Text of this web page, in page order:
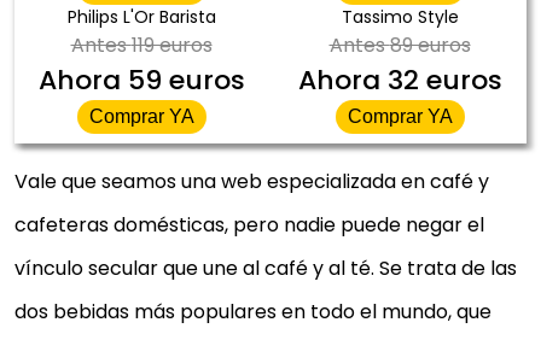
Philips L'Or Barista
Antes119 euros
Ahora 59 euros
Comprar YA
Tassimo Style
Antes89 euros
Ahora 32 euros
Comprar YA
Vale que seamos una web especializada en café y
cafeteras domésticas, pero nadie puede negar el
vínculo secular que une al café y al té. Se trata de las
dos bebidas más populares en todo el mundo, que